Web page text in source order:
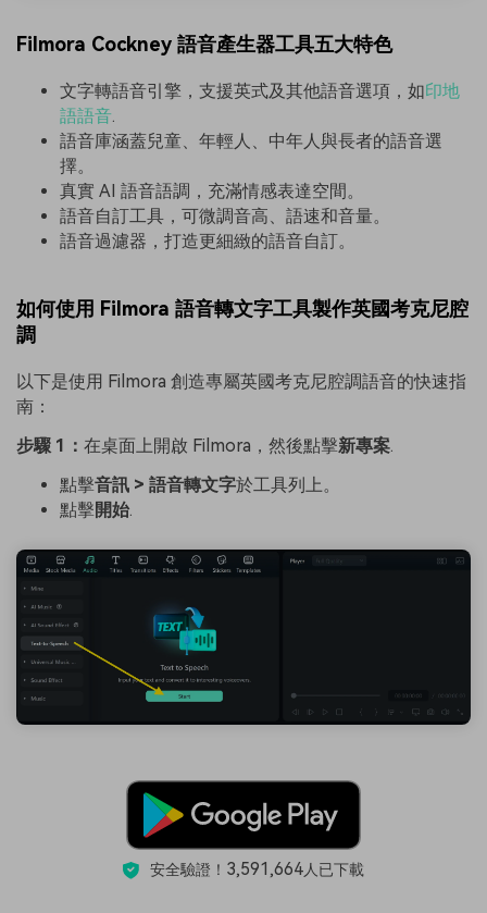
Filmora Cockney 語音產生器工具五大特色
文字轉語音引擎，支援英式及其他語音選項，如印地
語語音.
語音庫涵蓋兒童、年輕人、中年人與長者的語音選
擇。
真實 AI 語音語調，充滿情感表達空間。
語音自訂工具，可微調音高、語速和音量。
語音過濾器，打造更細緻的語音自訂。
如何使用 Filmora 語音轉文字工具製作英國考克尼腔
調
以下是使用 Filmora 創造專屬英國考克尼腔調語音的快速指
南：
步驟 1： 在桌面上開啟 Filmora，然後點擊新專案.
點擊音訊 > 語音轉文字於工具列上。
點擊開始.
安全驗證！ 3,591,664人已下載